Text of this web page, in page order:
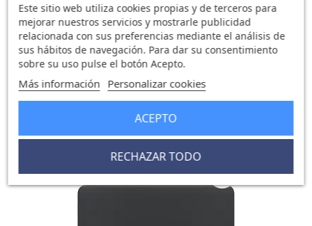
MAC Magic Keyboard Touch ID...
157,16 €
favorite_border
Este sitio web utiliza cookies propias y de terceros para
mejorar nuestros servicios y mostrarle publicidad
relacionada con sus preferencias mediante el análisis de
sus hábitos de navegación. Para dar su consentimiento
sobre su uso pulse el botón Acepto.
Más información Personalizar cookies
RECHAZAR TODO
ACEPTO